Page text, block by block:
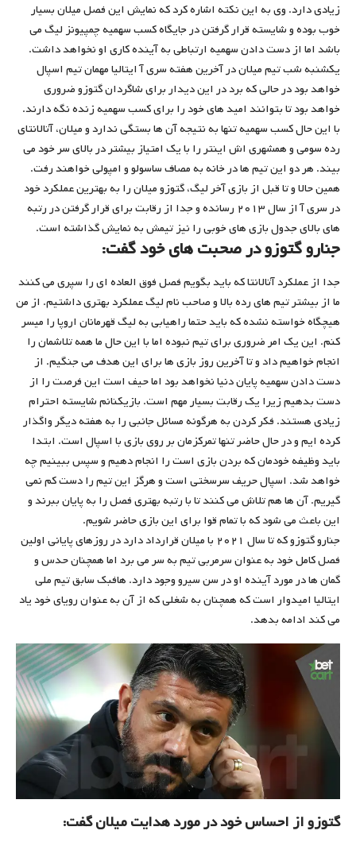
زیادی دارد. وی به این نکته اشاره کرد که نمایش این فصل میلان بسیار
خوب بوده و شایسته قرار گرفتن در جایگاه کسب سهمیه چمپیونز لیگ می
باشد اما از دست دادن سهمیه ارتباطی به آینده کاری او نخواهد داشت.
یکشنبه شب تیم میلان در آخرین هفته سری آ ایتالیا مهمان تیم اسپال
خواهد بود در حالی که برد در این دیدار برای شاگردان گتوزو ضروری
خواهد بود تا بتوانند امید های خود را برای کسب سهمیه زنده نگه دارند.
با این حال کسب سهمیه تنها به نتیجه آن ها بستگی ندارد و میلان، آتالانتای
رده سومی و همشهری اش اینتر را با یک امتیاز بیشتر در بالای سر خود می
بیند. هر دو این تیم ها در خانه به مصاف ساسولو و امپولی خواهند رفت.
همین حالا و تا قبل از بازی آخر لیگ، گتوزو میلان را به بهترین عملکرد خود
در سری آ از سال ۲۰۱۳ رسانده و جدا از رقابت برای قرار گرفتن در رتبه
های بالای جدول بازی های خوبی را نیز تیمش به نمایش گذاشته است.
جنارو گتوزو در صحبت های خود گفت:
جدا از عملکرد آتالانتا که باید بگویم فصل فوق العاده ای را سپری می کنند
ما از بیشتر تیم های رده بالا و صاحب نام لیگ عملکرد بهتری داشتیم. از من
هیچگاه خواسته نشده که باید حتما راهیابی به لیگ قهرمانان اروپا را میسر
کنم. این یک امر ضروری برای تیم نبوده اما با این حال ما همه تلاشمان را
انجام خواهیم داد و تا آخرین روز بازی ها برای این هدف می جنگیم. از
دست دادن سهمیه پایان دنیا نخواهد بود اما حیف است این فرصت را از
دست بدهیم زیرا یک رقابت بسیار مهم است. بازیکنانم شایسته احترام
زیادی هستند. فکر کردن به هرگونه مسائل جانبی را به هفته دیگر واگذار
کرده ایم و در حال حاضر تنها تمرکزمان بر روی بازی با اسپال است. ابتدا
باید وظیفه خودمان که بردن بازی است را انجام دهیم و سپس ببینیم چه
خواهد شد. اسپال حریف سرسختی است و هرگز این تیم را دست کم نمی
گیریم. آن ها هم تلاش می کنند تا با رتبه بهتری فصل را به پایان ببرند و
این باعث می شود که با تمام قوا برای این بازی حاضر شویم.
جنارو گتوزو که تا سال ۲۰۲۱ با میلان قرارداد دارد در روزهای پایانی اولین
فصل کامل خود به عنوان سرمربی تیم به سر می برد اما همچنان حدس و
گمان ها در مورد آینده او در سن سیرو وجود دارد. هافبک سابق تیم ملی
ایتالیا امیدوار است که همچنان به شغلی که از آن به عنوان رویای خود یاد
می کند ادامه بدهد.
گتوزو از احساس خود در مورد هدایت میلان گفت: